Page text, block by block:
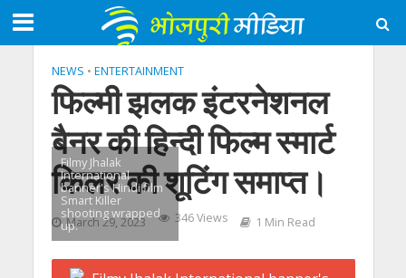
NEWS • ENTERTAINMENT
फिल्मी झलक इंटरनेशनल
बैनर की हिन्दी फिल्म स्मार्ट
किलर की शूटिंग समाप्त।
March 29, 2023 346 Views 1 Min Read
Filmy Jhalak
International
banner's Hindi film
Smart Killer
shooting wrapped
up.